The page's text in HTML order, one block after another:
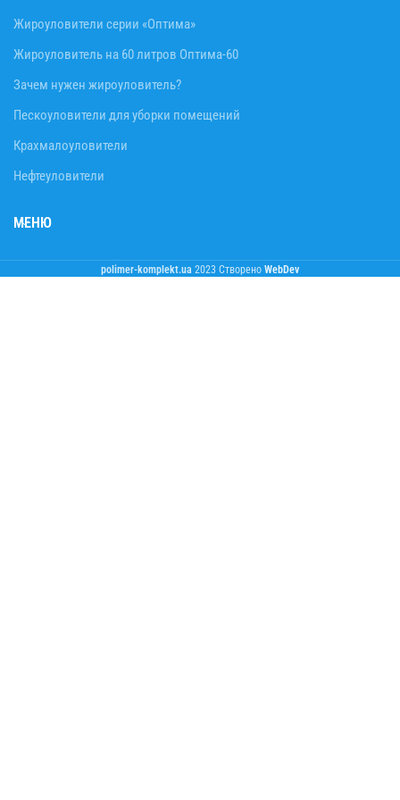
Жироуловители серии «Оптима»
Жироуловитель на 60 литров Оптима-60
Зачем нужен жироуловитель?
Пескоуловители для уборки помещений
Крахмалоуловители
Нефтеуловители
МЕНЮ
polimer-komplekt.ua 2023 Створено WebDev